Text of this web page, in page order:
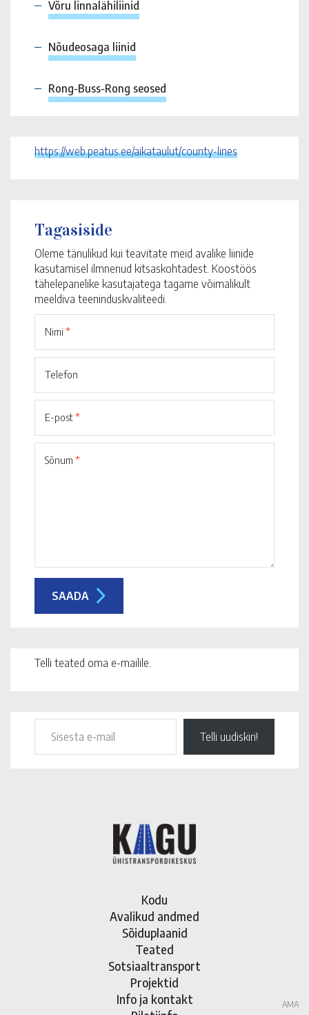
Võru linnalähiliinid
Nõudeosaga liinid
Rong-Buss-Rong seosed
https://web.peatus.ee/aikataulut/county-lines
Tagasiside
Oleme tänulikud kui teavitate meid avalike liinide
kasutamisel ilmnenud kitsaskohtadest. Koostöös
tähelepanelike kasutajatega tagame võimalikult
meeldiva teeninduskvaliteedi.
Nimi *
Telefon
E-post*
Sõnum *
Telli teated oma e-mailile.
Telli uudiskiri!
Kodu
Avalikud andmed
Sõiduplaanid
Teated
Sotsiaaltransport
Projektid
Info ja kontakt
AMA